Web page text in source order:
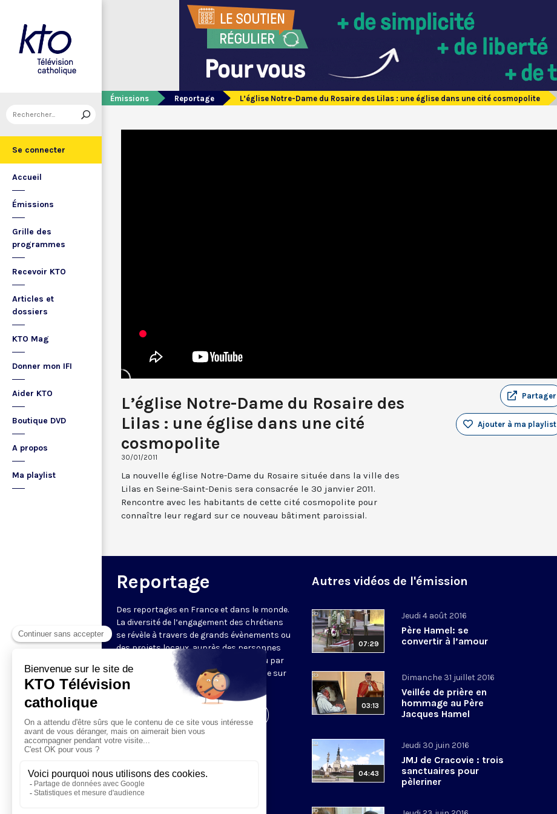
Se connecter
Accueil
Émissions
Grille des
programmes
Recevoir KTO
Articles et
dossiers
KTO Mag
Donner mon IFI
Aider KTO
Boutique DVD
A propos
Ma playlist
Émissions Reportage L’église Notre-Dame du Rosaire des Lilas : une église dans une cité cosmopolite
L’église Notre-Dame du Rosaire des
Lilas : une église dans une cité
cosmopolite
30/01/2011
Partager
Ajouter à ma playlist
La nouvelle église Notre-Dame du Rosaire située dans la ville des
Lilas en Seine-Saint-Denis sera consacrée le 30 janvier 2011.
Rencontre avec les habitants de cette cité cosmopolite pour
connaître leur regard sur ce nouveau bâtiment paroissial.
Reportage
Des reportages en France et dans le monde.
La diversité de l’engagement des chrétiens
se révèle à travers de grands évènements ou
des projets locaux, auprès des personnes
fragiles, au service du Bien commun ou par
l’évangélisation. Un regard d’espérance sur
le monde.
Autres vidéos de l'émission
07:29
Jeudi 4 août 2016
Père Hamel: se
convertir à l’amour
03:13
Dimanche 31 juillet 2016
Veillée de prière en
hommage au Père
Jacques Hamel
04:43
Jeudi 30 juin 2016
JMJ de Cracovie : trois
sanctuaires pour
pèleriner